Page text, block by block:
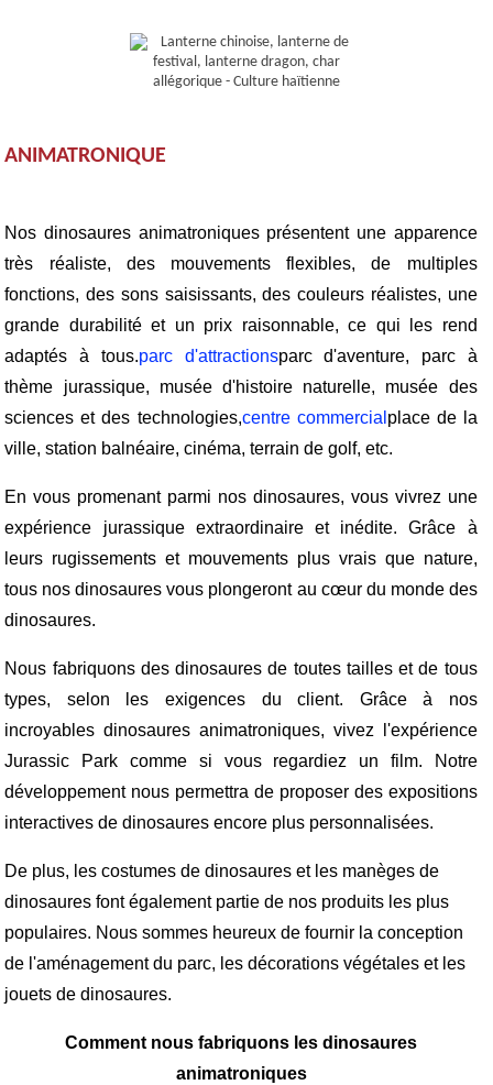
ANIMATRONIQUE
Nos dinosaures animatroniques présentent une apparence
très réaliste, des mouvements flexibles, de multiples
fonctions, des sons saisissants, des couleurs réalistes, une
grande durabilité et un prix raisonnable, ce qui les rend
adaptés à tous.parc d'attractionsparc d'aventure, parc à
thème jurassique, musée d'histoire naturelle, musée des
sciences et des technologies,centre commercial place de la
ville, station balnéaire, cinéma, terrain de golf, etc.
En vous promenant parmi nos dinosaures, vous vivrez une
expérience jurassique extraordinaire et inédite. Grâce à
leurs rugissements et mouvements plus vrais que nature,
tous nos dinosaures vous plongeront au cœur du monde des
dinosaures.
Nous fabriquons des dinosaures de toutes tailles et de tous
types, selon les exigences du client. Grâce à nos
incroyables dinosaures animatroniques, vivez l'expérience
Jurassic Park comme si vous regardiez un film. Notre
développement nous permettra de proposer des expositions
interactives de dinosaures encore plus personnalisées.
De plus, les costumes de dinosaures et les manèges de
dinosaures font également partie de nos produits les plus
populaires. Nous sommes heureux de fournir la conception
de l'aménagement du parc, les décorations végétales et les
jouets de dinosaures.
Comment nous fabriquons les dinosaures
animatroniques